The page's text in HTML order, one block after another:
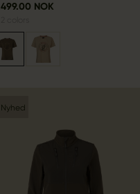
499.00 NOK
Nyhed